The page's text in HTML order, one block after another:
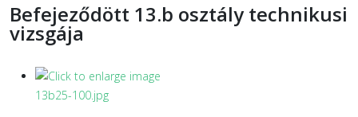
Befejeződött 13.b osztály technikusi
vizsgája